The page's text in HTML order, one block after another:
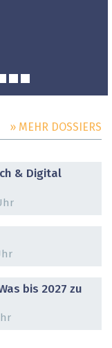
» MEHR DOSSIERS
& Digital
bis 2027 zu